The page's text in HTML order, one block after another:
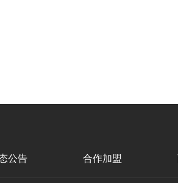
公告 合作加盟